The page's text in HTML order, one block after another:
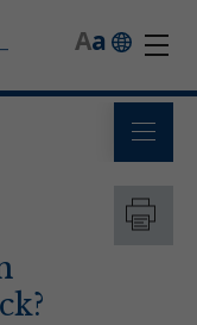
a
A